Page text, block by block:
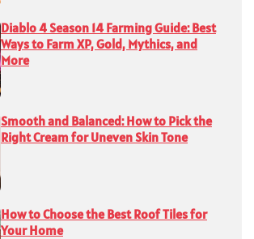
Diablo 4 Season 14 Farming Guide: Best
Ways to Farm XP, Gold, Mythics, and
More
Smooth and Balanced: How to Pick the
Right Cream for Uneven Skin Tone
How to Choose the Best Roof Tiles for
Your Home